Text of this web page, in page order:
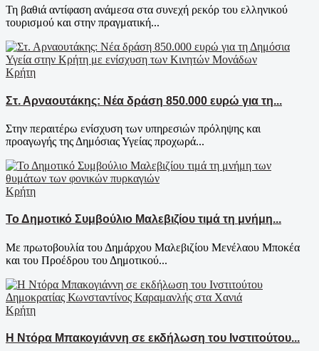
Τη βαθιά αντίφαση ανάμεσα στα συνεχή ρεκόρ του ελληνικού
τουρισμού και στην πραγματική...
Κρήτη
Στ. Αρναουτάκης: Νέα δράση 850.000 ευρώ για τη...
Στην περαιτέρω ενίσχυση των υπηρεσιών πρόληψης και
προαγωγής της Δημόσιας Υγείας προχωρά...
Κρήτη
Το Δημοτικό Συμβούλιο Μαλεβιζίου τιμά τη μνήμη...
Με πρωτοβουλία του Δημάρχου Μαλεβιζίου Μενέλαου Μποκέα
και του Προέδρου του Δημοτικού...
Κρήτη
Η Ντόρα Μπακογιάννη σε εκδήλωση του Ινστιτούτου...